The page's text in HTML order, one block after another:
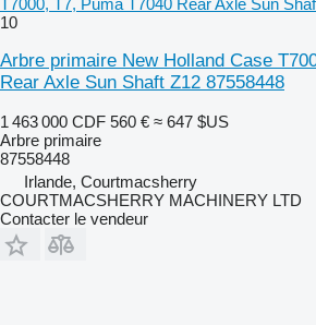
10
Arbre primaire New Holland Case
Rear Axle Sun Shaft Z12 87558448
1 463 000 CDF 560 € ≈ 647 $US
Arbre primaire
87558448
Irlande, Courtmacsherry
COURTMACSHERRY MACHINERY LTD
Contacter le vendeur